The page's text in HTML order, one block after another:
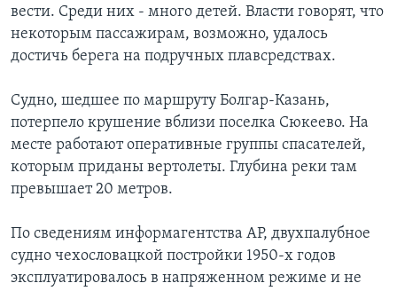
вести. Среди них - много детей. Власти говорят, что
некоторым пассажирам, возможно, удалось
достичь берега на подручных плавсредствах.
Судно, шедшее по маршруту Болгар-Казань,
потерпело крушение вблизи поселка Сюкеево. На
месте работают оперативные группы спасателей,
которым приданы вертолеты. Глубина реки там
превышает 20 метров.
По сведениям информагентства АР, двухпалубное
судно чехословацкой постройки 1950-х годов
эксплуатировалось в напряженном режиме и не